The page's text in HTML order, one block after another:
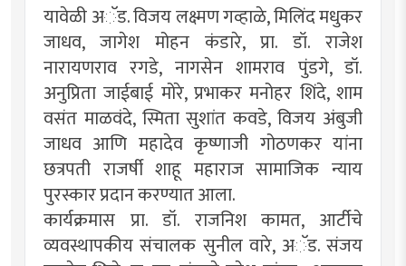
यावेळी अॅड. विजय लक्ष्मण गव्हाळे, मिलिंद मधुकर
जाधव, जागेश मोहन कंडारे, प्रा. डॉ. राजेश
नारायणराव रगडे, नागसेन शामराव पुंडगे, डॉ.
अनुप्रिता जाईबाई मोरे, प्रभाकर मनोहर शिंदे, शाम
वसंत माळवंदे, स्मिता सुशांत कवडे, विजय अंबुजी
जाधव आणि महादेव कृष्णाजी गोठणकर यांना
छत्रपती राजर्षी शाहू महाराज सामाजिक न्याय
पुरस्कार प्रदान करण्यात आला.
कार्यक्रमास प्रा. डॉ. राजनिश कामत, आर्टीचे
व्यवस्थापकीय संचालक सुनील वारे, अॅड. संजय